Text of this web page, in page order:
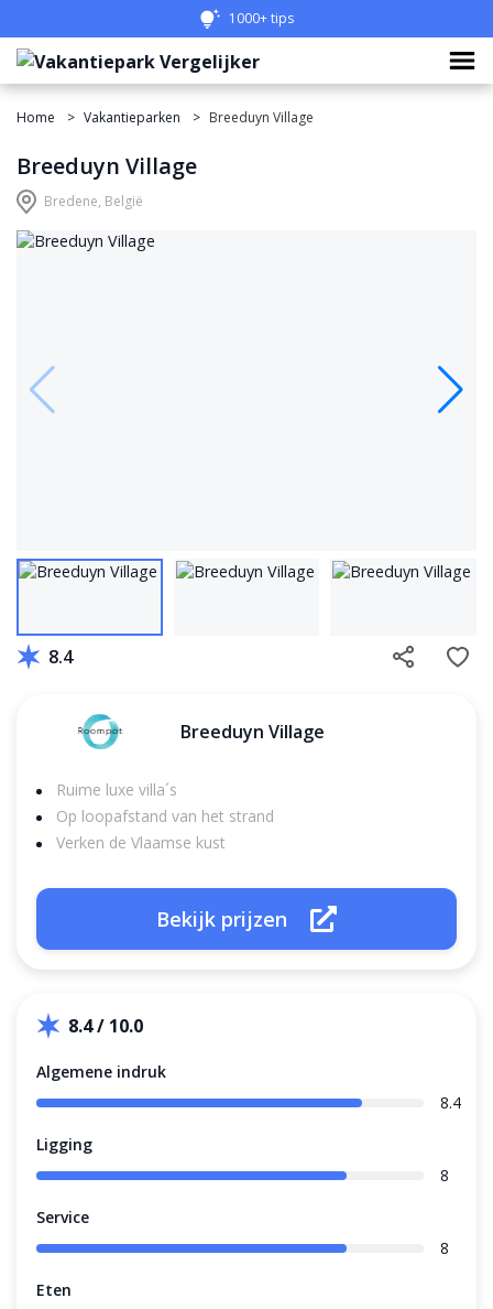
1000+ tips
Home Vakantieparken Breeduyn Village
Breeduyn Village
Bredene, België
8.4
Breeduyn Village
Ruime luxe villa´s
Op loopafstand van het strand
Verken de Vlaamse kust
Bekijk prijzen
8.4 / 10.0
Algemene indruk
8.4
Ligging
8
Service
8
Eten